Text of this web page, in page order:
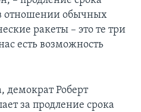
отношении обычных
ракеты – это те три
есть возможность
демократ Роберт
за продление срока